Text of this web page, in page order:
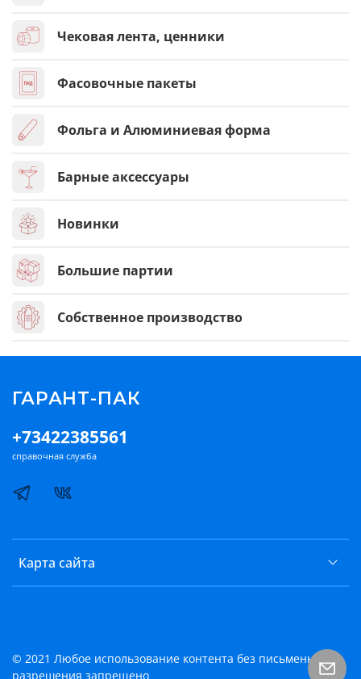
Чековая лента, ценники
Фасовочные пакеты
Фольга и Алюминиевая форма
Барные аксессуары
Новинки
Большие партии
Собственное производство
Карта сайта
+73422385561
справочная служба
ГАРАНТ-ПАК
© 2021 Любое использование контента без письменного
разрешения запрещено